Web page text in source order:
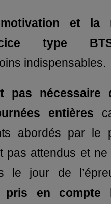
motivation et la
type
indispensables.
pas nécessaire
entières
abordés par le
pas attendus et
le jour de
pris en compte